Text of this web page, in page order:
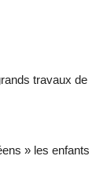
travaux de
» les enfants